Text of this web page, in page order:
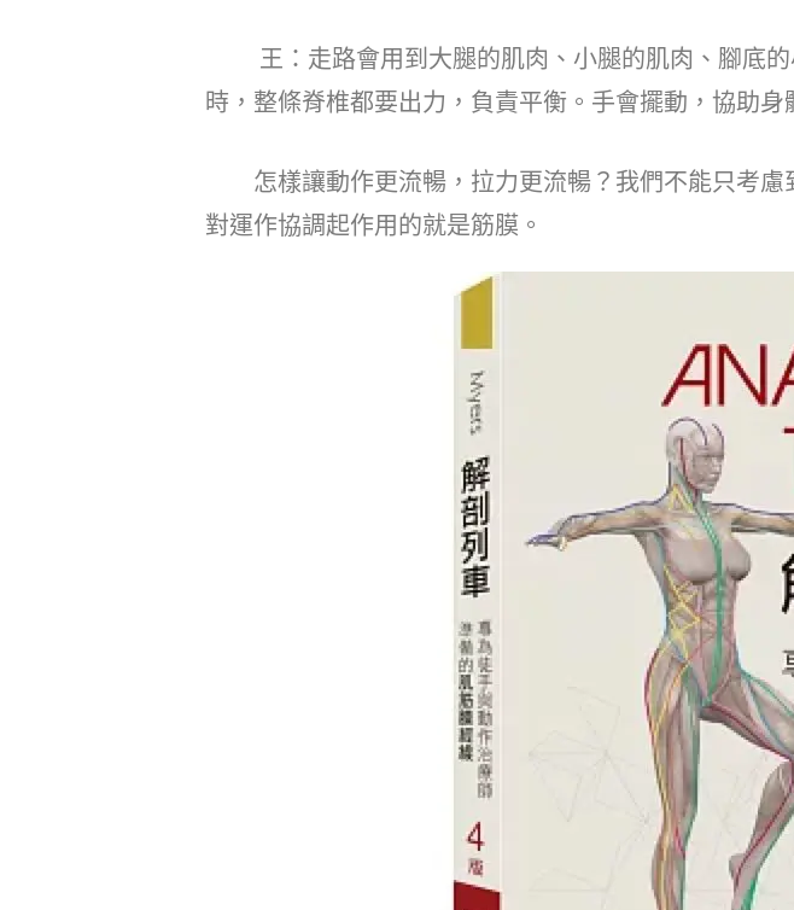
王：走路會用到大腿的肌肉、小腿的肌肉、腳底的
時，整條脊椎都要出力，負責平衡。手會擺動，協助身
怎樣讓動作更流暢，拉力更流暢？我們不能只考慮
對運作協調起作用的就是筋膜。